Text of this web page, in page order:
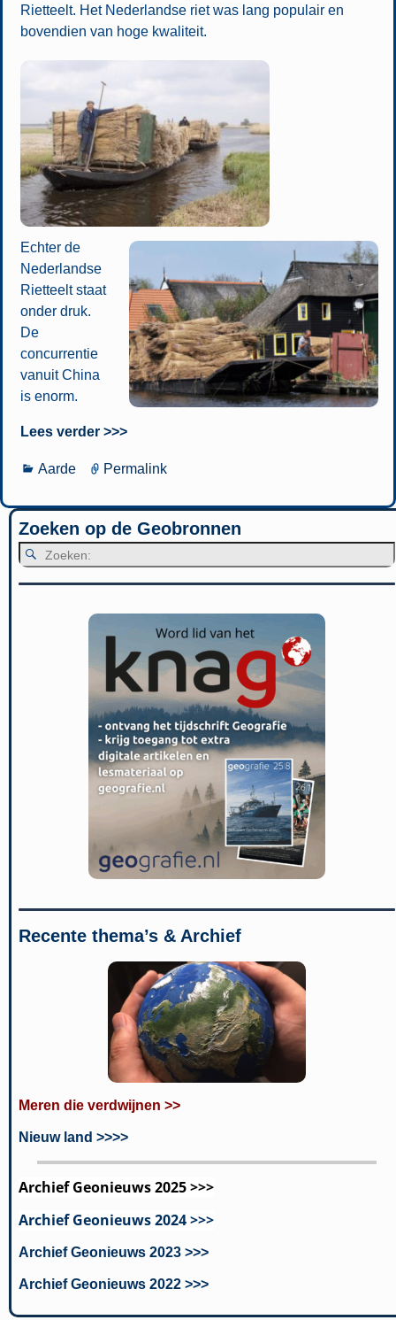
Rietteelt. Het Nederlandse riet was lang populair en
bovendien van hoge kwaliteit.
Echter de
Nederlandse
Rietteelt staat
onder druk.
De
concurrentie
vanuit China
is enorm.
Lees verder >>>
Aarde Permalink
Zoeken op de Geobronnen
Recente thema’s & Archief
Meren die verdwijnen >>
Nieuw land >>>>
Archief Geonieuws 2025 >>>
Archief Geonieuws 2024 >>>
Archief Geonieuws 2023 >>>
Archief Geonieuws 2022 >>>